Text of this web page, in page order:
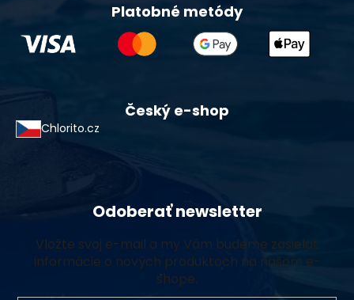
Platobné metódy
Český e-shop
Chlorito.cz
Odoberať newsletter
Vložte svoj e-mail a my Vám budeme zasielať
informácie o nových produktoch na našom e-
shope.